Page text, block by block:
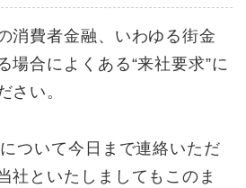
消費者金融、いわゆる街金
場合によくある“来社要求”に
さい。
ついて今日まで連絡いただ
社といたしましてもこのま